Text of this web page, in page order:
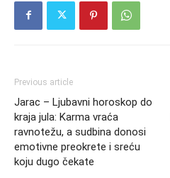
Previous article
Jarac – Ljubavni horoskop do
kraja jula: Karma vraća
ravnotežu, a sudbina donosi
emotivne preokrete i sreću
koju dugo čekate